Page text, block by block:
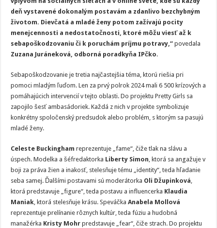
deň vystavené dokonalým postavám a zdanlivo bezchybným
životom. Dievčatá a mladé ženy potom zažívajú pocity
menejcennosti a nedostatočnosti, ktoré môžu viesť až k
sebapoškodzovaniu či k poruchám príjmu potravy,“ povedala
Zuzana Juráneková, odborná poradkyňa IPčko.
Sebapoškodzovanie je tretia najčastejšia téma, ktorú riešia pri
pomoci mladým ľuďom. Len za prvý polrok 2024 mali 6 500 krízových a
pomáhajúcich intervencií v tejto oblasti. Do projektu Pretty Girls sa
zapojilo šesť ambasádoriek. Každá z nich v projekte symbolizuje
konkrétny spoločenský predsudok alebo problém, s ktorým sa pasujú
mladé ženy.
Celeste Buckingham reprezentuje „fame“, čiže tlak na slávu a
úspech. Modelka a šéfredaktorka Liberty Simon, ktorá sa angažuje v
boji za práva žien a inakosť, stelesňuje tému „identity“, teda hľadanie
seba samej. Ďalšími postavami sú moderátorka Oli Džupinková,
ktorá predstavuje „figure“, teda postavu a influencerka Klaudia
Maniak, ktorá stelesňuje krásu. SpeváčkaAnabela Mollová
reprezentuje prelínanie rôznych kultúr, teda fúziu a hudobná
manažérka Kristy Mohr predstavuje „fear“, čiže strach. Do projektu